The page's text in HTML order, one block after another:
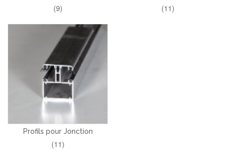
(9) (11)
Profils pour Jonction
(11)